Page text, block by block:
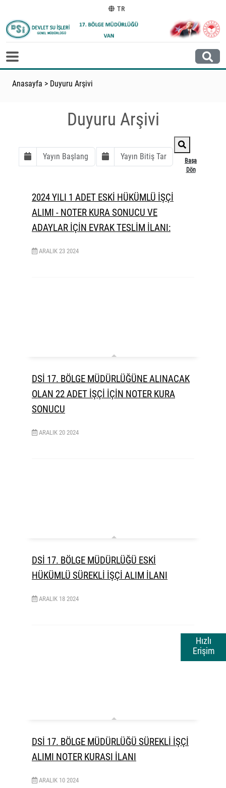
Hızlı
Erişim
TR
Anasayfa > Duyuru Arşivi
Duyuru Arşivi
Başa
Dön
2024 YILI 1 ADET ESKİ HÜKÜMLÜ İŞÇİ
ALIMI - NOTER KURA SONUCU VE
ADAYLAR İÇİN EVRAK TESLİM İLANI:
ARALIK 23 2024
DSİ 17. BÖLGE MÜDÜRLÜĞÜNE ALINACAK
OLAN 22 ADET İŞÇİ İÇİN NOTER KURA
SONUCU
ARALIK 20 2024
DSİ 17. BÖLGE MÜDÜRLÜĞÜ ESKİ
HÜKÜMLÜ SÜREKLİ İŞÇİ ALIM İLANI
ARALIK 18 2024
DSİ 17. BÖLGE MÜDÜRLÜĞÜ SÜREKLİ İŞÇİ
ALIMI NOTER KURASI İLANI
ARALIK 10 2024